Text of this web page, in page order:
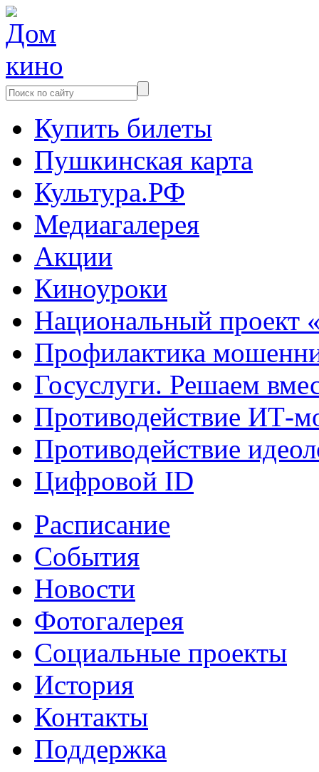
Купить билеты
Пушкинская карта
Культура.РФ
Медиагалерея
Акции
Киноуроки
Национальный проект
Профилактика
Госуслуги. Решаем
Противодействие ИТ-
Противодействие
Цифровой ID
Расписание
События
Новости
Фотогалерея
Социальные проекты
История
Контакты
Поддержка